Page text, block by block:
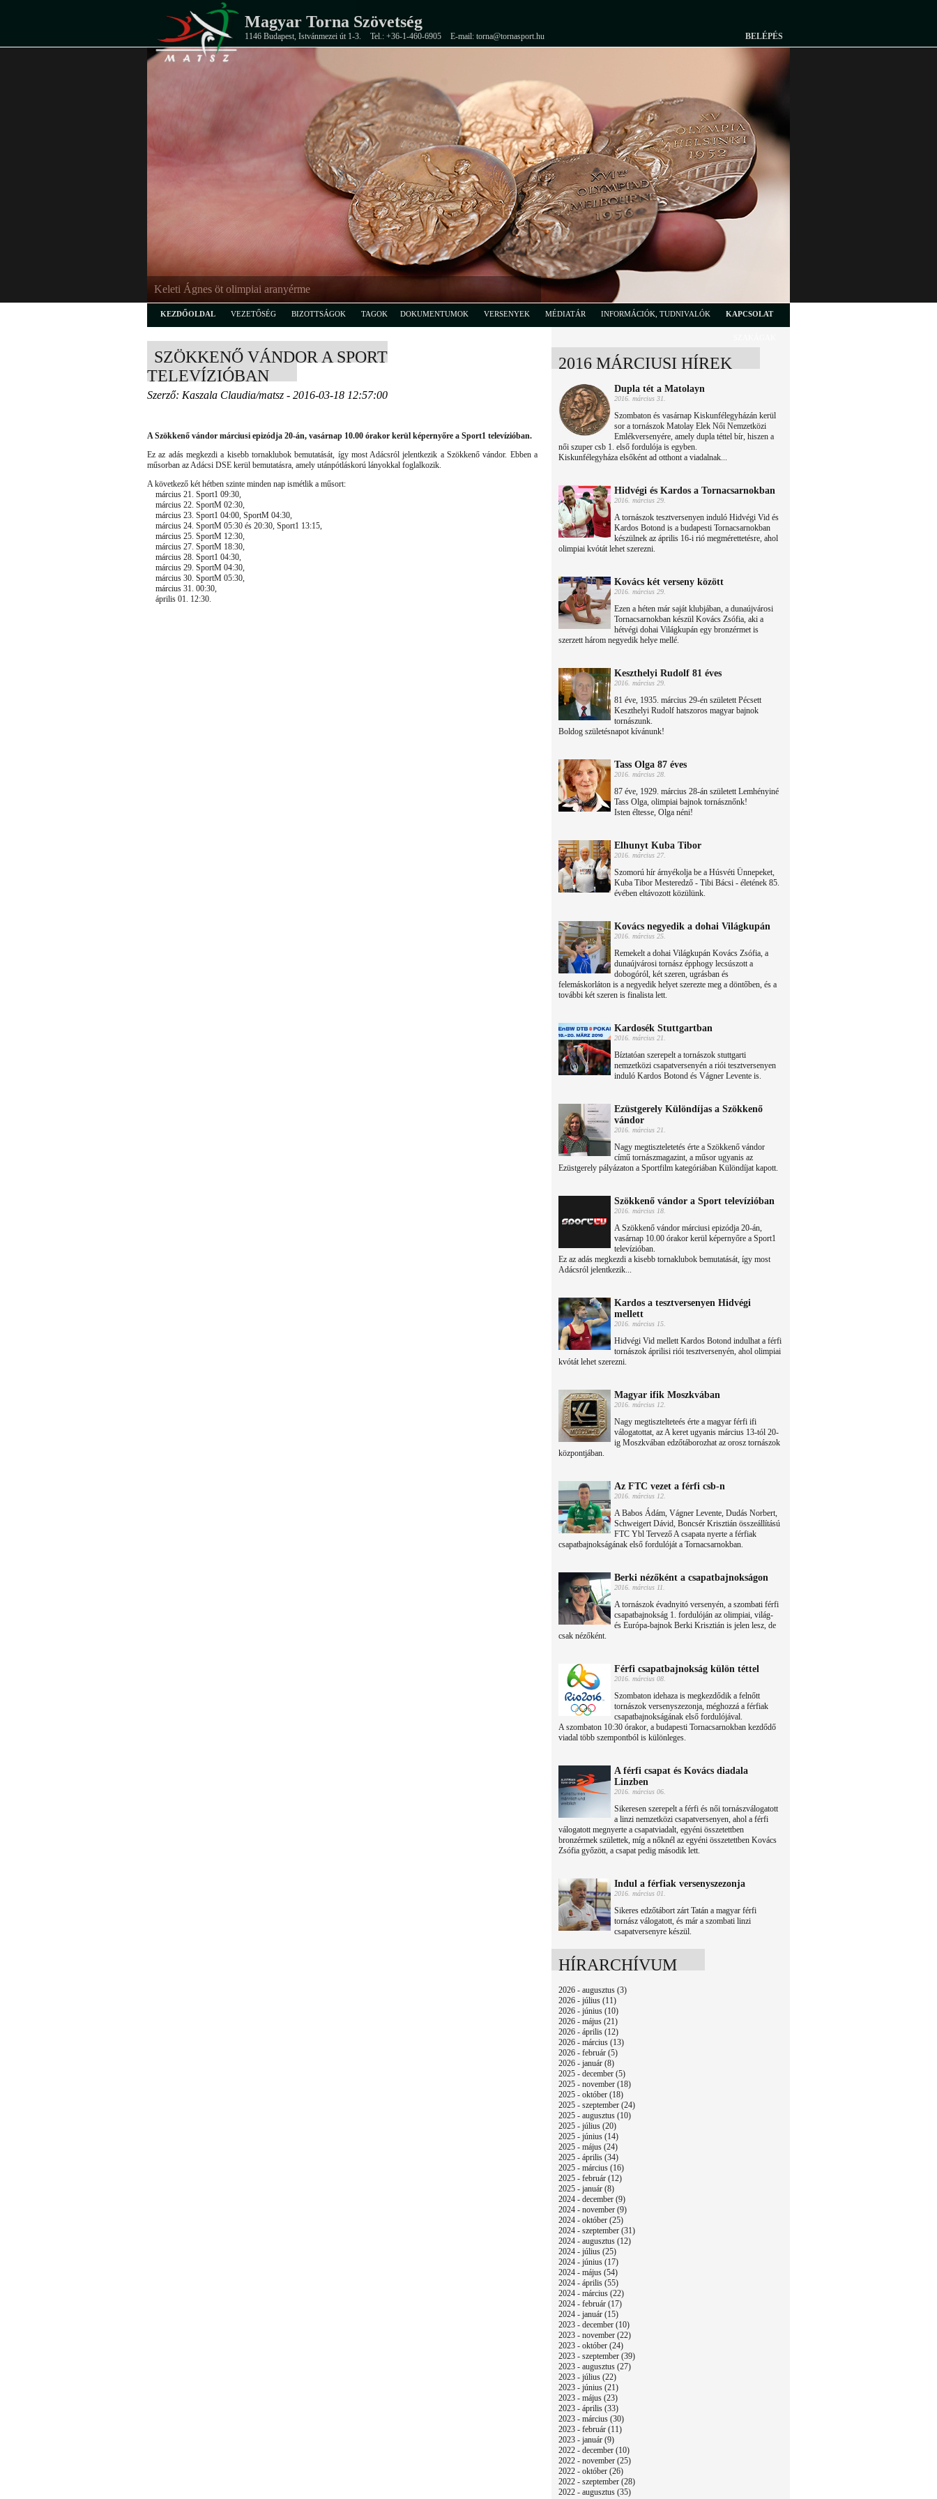
Magyar Torna Szövetség
1146 Budapest, Istvánmezei út 1-3. Tel.: +36-1-460-6905 E-mail: torna@tornasport.hu BELÉPÉS
Keleti Ágnes öt olimpiai aranyérme
KEZDŐOLDAL VEZETŐSÉG BIZOTTSÁGOK TAGOK DOKUMENTUMOK VERSENYEK MÉDIATÁR INFORMÁCIÓK, TUDNIVALÓK KAPCSOLAT
SZÖKKENŐ VÁNDOR A SPORT
TELEVÍZIÓBAN
Szerző: Kaszala Claudia/matsz - 2016-03-18 12:57:00
A Szökkenő vándor márciusi epizódja 20-án, vasárnap 10.00 órakor kerül képernyőre a Sport1 televízióban.
Ez az adás megkezdi a kisebb tornaklubok bemutatását, így most Adácsról jelentkezik a Szökkenő vándor. Ebben a
műsorban az Adácsi DSE kerül bemutatásra, amely utánpótláskorú lányokkal foglalkozik.
A következő két hétben szinte minden nap ismétlik a műsort:
március 21. Sport1 09:30,
március 22. SportM 02:30,
március 23. Sport1 04:00, SportM 04:30,
március 24. SportM 05:30 és 20:30, Sport1 13:15,
március 25. SportM 12:30,
március 27. SportM 18:30,
március 28. Sport1 04:30,
március 29. SportM 04:30,
március 30. SportM 05:30,
március 31. 00:30,
április 01. 12:30.
2016 MÁRCIUSI HÍREK
Dupla tét a Matolayn
2016. március 31.
Szombaton és vasárnap Kiskunfélegyházán kerül
sor a tornászok Matolay Elek Női Nemzetközi
Emlékversenyére, amely dupla téttel bír, hiszen a
női szuper csb 1. első fordulója is egyben.
Kiskunfélegyháza elsőként ad otthont a viadalnak...
Hidvégi és Kardos a Tornacsarnokban
2016. március 29.
A tornászok tesztversenyen induló Hidvégi Vid és
Kardos Botond is a budapesti Tornacsarnokban
készülnek az április 16-i rió megmérettetésre, ahol
olimpiai kvótát lehet szerezni.
Kovács két verseny között
2016. március 29.
Ezen a héten már saját klubjában, a dunaújvárosi
Tornacsarnokban készül Kovács Zsófia, aki a
hétvégi dohai Világkupán egy bronzérmet is
szerzett három negyedik helye mellé.
Keszthelyi Rudolf 81 éves
2016. március 29.
81 éve, 1935. március 29-én született Pécsett
Keszthelyi Rudolf hatszoros magyar bajnok
tornászunk.
Boldog születésnapot kívánunk!
Tass Olga 87 éves
2016. március 28.
87 éve, 1929. március 28-án született Lemhényiné
Tass Olga, olimpiai bajnok tornásznőnk!
Isten éltesse, Olga néni!
Elhunyt Kuba Tibor
2016. március 27.
Szomorú hír árnyékolja be a Húsvéti Ünnepeket,
Kuba Tibor Mesteredző - Tibi Bácsi - életének 85.
évében eltávozott közülünk.
Kovács negyedik a dohai Világkupán
2016. március 25.
Remekelt a dohai Világkupán Kovács Zsófia, a
dunaújvárosi tornász épphogy lecsúszott a
dobogóról, két szeren, ugrásban és
felemáskorláton is a negyedik helyet szerezte meg a döntőben, és a
további két szeren is finalista lett.
Kardosék Stuttgartban
2016. március 21.
Bíztatóan szerepelt a tornászok stuttgarti
nemzetközi csapatversenyén a riói tesztversenyen
induló Kardos Botond és Vágner Levente is.
Ezüstgerely Különdíjas a Szökkenő
vándor
2016. március 21.
Nagy megtiszteletetés érte a Szökkenő vándor
című tornászmagazint, a műsor ugyanis az
Ezüstgerely pályázaton a Sportfilm kategóriában Különdíjat kapott.
Szökkenő vándor a Sport televízióban
2016. március 18.
A Szökkenő vándor márciusi epizódja 20-án,
vasárnap 10.00 órakor kerül képernyőre a Sport1
televízióban.
Ez az adás megkezdi a kisebb tornaklubok bemutatását, így most
Adácsról jelentkezik...
Kardos a tesztversenyen Hidvégi
mellett
2016. március 15.
Hidvégi Vid mellett Kardos Botond indulhat a férfi
tornászok áprilisi riói tesztversenyén, ahol olimpiai
kvótát lehet szerezni.
Magyar ifik Moszkvában
2016. március 12.
Nagy megtisztelteteés érte a magyar férfi ifi
válogatottat, az A keret ugyanis március 13-tól 20-
ig Moszkvában edzőtáborozhat az orosz tornászok
központjában.
Az FTC vezet a férfi csb-n
2016. március 12.
A Babos Ádám, Vágner Levente, Dudás Norbert,
Schweigert Dávid, Boncsér Krisztián összeállítású
FTC Ybl Tervező A csapata nyerte a férfiak
csapatbajnokságának első fordulóját a Tornacsarnokban.
Berki nézőként a csapatbajnokságon
2016. március 11.
A tornászok évadnyitó versenyén, a szombati férfi
csapatbajnokság 1. fordulóján az olimpiai, világ-
és Európa-bajnok Berki Krisztián is jelen lesz, de
csak nézőként.
Férfi csapatbajnokság külön téttel
2016. március 08.
Szombaton idehaza is megkezdődik a felnőtt
tornászok versenyszezonja, méghozzá a férfiak
csapatbajnokságának első fordulójával.
A szombaton 10:30 órakor, a budapesti Tornacsarnokban kezdődő
viadal több szempontból is különleges.
A férfi csapat és Kovács diadala
Linzben
2016. március 06.
Sikeresen szerepelt a férfi és női tornászválogatott
a linzi nemzetközi csapatversenyen, ahol a férfi
válogatott megnyerte a csapatviadalt, egyéni összetettben
bronzérmek születtek, míg a nőknél az egyéni összetettben Kovács
Zsófia győzött, a csapat pedig második lett.
Indul a férfiak versenyszezonja
2016. március 01.
Sikeres edzőtábort zárt Tatán a magyar férfi
tornász válogatott, és már a szombati linzi
csapatversenyre készül.
HÍRARCHÍVUM
2026 - augusztus (3)
2026 - július (11)
2026 - június (10)
2026 - május (21)
2026 - április (12)
2026 - március (13)
2026 - február (5)
2026 - január (8)
2025 - december (5)
2025 - november (18)
2025 - október (18)
2025 - szeptember (24)
2025 - augusztus (10)
2025 - július (20)
2025 - június (14)
2025 - május (24)
2025 - április (34)
2025 - március (16)
2025 - február (12)
2025 - január (8)
2024 - december (9)
2024 - november (9)
2024 - október (25)
2024 - szeptember (31)
2024 - augusztus (12)
2024 - július (25)
2024 - június (17)
2024 - május (54)
2024 - április (55)
2024 - március (22)
2024 - február (17)
2024 - január (15)
2023 - december (10)
2023 - november (22)
2023 - október (24)
2023 - szeptember (39)
2023 - augusztus (27)
2023 - július (22)
2023 - június (21)
2023 - május (23)
2023 - április (33)
2023 - március (30)
2023 - február (11)
2023 - január (9)
2022 - december (10)
2022 - november (25)
2022 - október (26)
2022 - szeptember (28)
2022 - augusztus (35)